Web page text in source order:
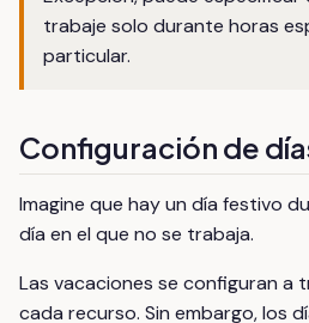
trabaje solo durante horas
particular.
Configuración de
Imagine que hay un día festivo
día en el que no se trabaja.
Las vacaciones se configuran a
cada recurso. Sin embargo, los